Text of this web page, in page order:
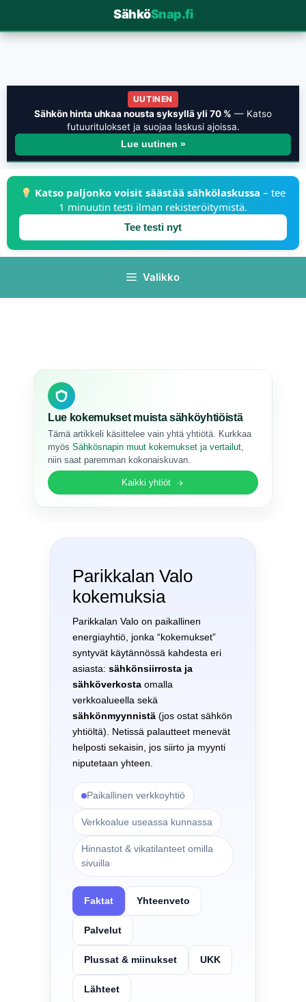
SähköSnap.fi
UUTINEN
Sähkön hinta uhkaa nousta syksyllä yli 70 % — Katso
futuuritulokset ja suojaa laskusi ajoissa.
Lue uutinen »
Katso paljonko voisit säästää sähkölaskussa – tee
1 minuutin testi ilman rekisteröitymistä.
Tee testi nyt
Valikko
Lue kokemukset muista sähköyhtiöistä
Tämä artikkeli käsittelee vain yhtä yhtiötä. Kurkkaa
myös Sähkösnapin muut kokemukset ja vertailut,
niin saat paremman kokonaiskuvan.
Kaikki yhtiöt
Parikkalan Valo
kokemuksia
Parikkalan Valo on paikallinen
energiayhtiö, jonka “kokemukset”
syntyvät käytännössä kahdesta eri
asiasta: sähkönsiirrosta ja
sähköverkosta omalla
verkkoalueella sekä
sähkönmyynnistä (jos ostat sähkön
yhtiöltä). Netissä palautteet menevät
helposti sekaisin, jos siirto ja myynti
niputetaan yhteen.
Paikallinen verkkoyhtiö
Verkkoalue useassa kunnassa
Hinnastot & vikatilanteet omilla
sivuilla
Faktat Yhteenveto
Palvelut
Plussat & miinukset UKK
Lähteet